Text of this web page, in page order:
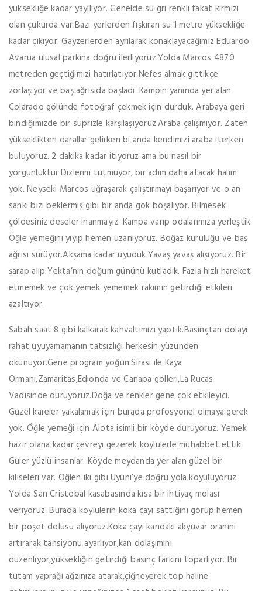
yüksekliğe kadar yayılıyor. Genelde su gri renkli fakat kırmızı
olan çukurda var.Bazı yerlerden fışkıran su 1 metre yüksekliğe
kadar çıkıyor. Gayzerlerden ayrılarak konaklayacağımız Eduardo
Avarua ulusal parkına doğru ilerliyoruz.Yolda Marcos 4870
metreden geçtiğimizi hatırlatıyor.Nefes almak gittikçe
zorlaşıyor ve baş ağrısıda başladı. Kampın yanında yer alan
Colarado gölünde fotoğraf çekmek için durduk. Arabaya geri
bindiğimizde bir süprizle karşılaşıyoruz.Araba çalışmıyor. Zaten
yükseklikten darallar gelirken bi anda kendimizi araba iterken
buluyoruz. 2 dakika kadar itiyoruz ama bu nasıl bir
yorgunluktur.Dizlerim tutmuyor, bir adım daha atacak halim
yok. Neyseki Marcos uğraşarak çalıştırmayı başarıyor ve o an
sanki bizi beklermiş gibi bir anda gök boşalıyor. Bilmesek
çöldesiniz deseler inanmayız. Kampa varıp odalarımıza yerleştik.
Öğle yemeğini yiyip hemen uzanıyoruz. Boğaz kuruluğu ve baş
ağrısı sürüyor.Akşama kadar uyuduk.Yavaş yavaş alışıyoruz. Bir
şarap alıp Yekta’nın doğum gününü kutladık. Fazla hızlı hareket
etmemek ve çok yemek yememek rakımın getirdiği etkileri
azaltıyor.
Sabah saat 8 gibi kalkarak kahvaltımızı yaptık.Basınçtan dolayı
rahat uyuyamamanın tatsızlığı herkesin yüzünden
okunuyor.Gene program yoğun.Sırası ile Kaya
Ormanı,Zamaritas,Edionda ve Canapa gölleri,La Rucas
Vadisinde duruyoruz.Doğa ve renkler gene çok etkileyici.
Güzel kareler yakalamak için burada profosyonel olmaya gerek
yok. Öğle yemeği için Alota isimli bir köyde duruyoruz. Yemek
hazır olana kadar çevreyi gezerek köylülerle muhabbet ettik.
Güler yüzlü insanlar. Köyde meydanda yer alan güzel bir
kiliseleri var. Öğlen iki gibi Uyuni’ye doğru yola koyuluyoruz.
Yolda San Cristobal kasabasında kısa bir ihtiyaç molası
veriyoruz. Burada köylülerin koka çayı sattığını görüp hemen
bir poşet dolusu alıyoruz.Koka çayı kandaki akyuvar oranını
artırarak tansiyonu ayarlıyor,kan dolaşımını
düzenliyor,yüksekliğin getirdiği basınç farkını toparlıyor. Bir
tutam yaprağı ağzınıza atarak,çiğneyerek top haline